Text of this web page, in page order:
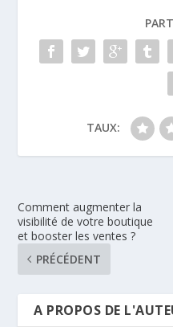
TAUX:
Comment augmenter la
visibilité de votre boutique
et booster les ventes ?
PRÉCÉDENT
A PROPOS DE